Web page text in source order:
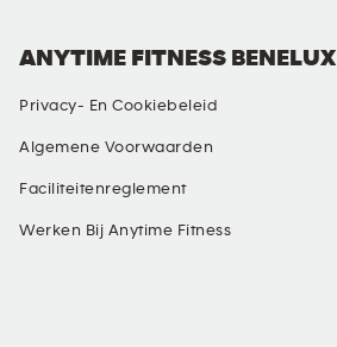
ANYTIME FITNESS BENELUX
Privacy- En Cookiebeleid
Algemene Voorwaarden
Faciliteitenreglement
Werken Bij Anytime Fitness